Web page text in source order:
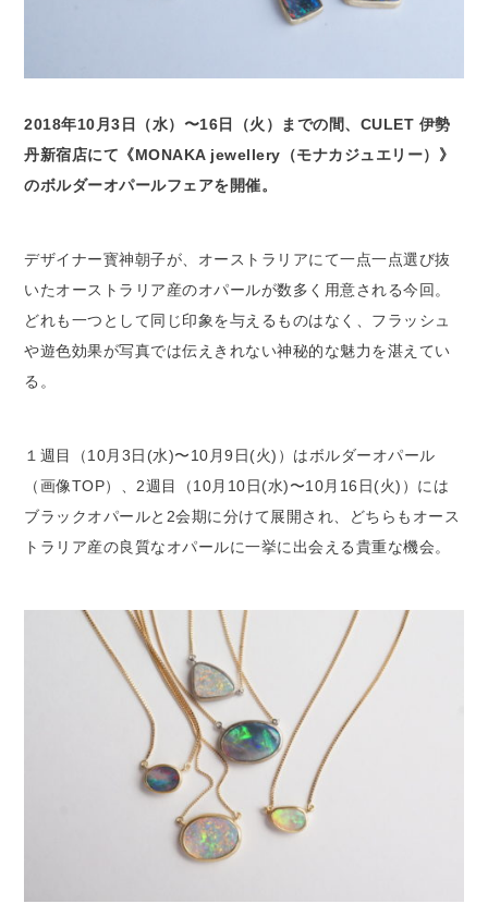
2018年10月3日（水）〜16日（火）までの間、CULET 伊勢
丹新宿店にて《MONAKA jewellery（モナカジュエリー）》
のボルダーオパールフェアを開催。
デザイナー寳神朝子が、オーストラリアにて一点一点選び抜
いたオーストラリア産のオパールが数多く用意される今回。
どれも一つとして同じ印象を与えるものはなく、フラッシュ
や遊色効果が写真では伝えきれない神秘的な魅力を湛えてい
る。
１週目（10月3日(水)〜10月9日(火)）はボルダーオパール
（画像TOP）、2週目（10月10日(水)〜10月16日(火)）には
ブラックオパールと2会期に分けて展開され、どちらもオース
トラリア産の良質なオパールに一挙に出会える貴重な機会。